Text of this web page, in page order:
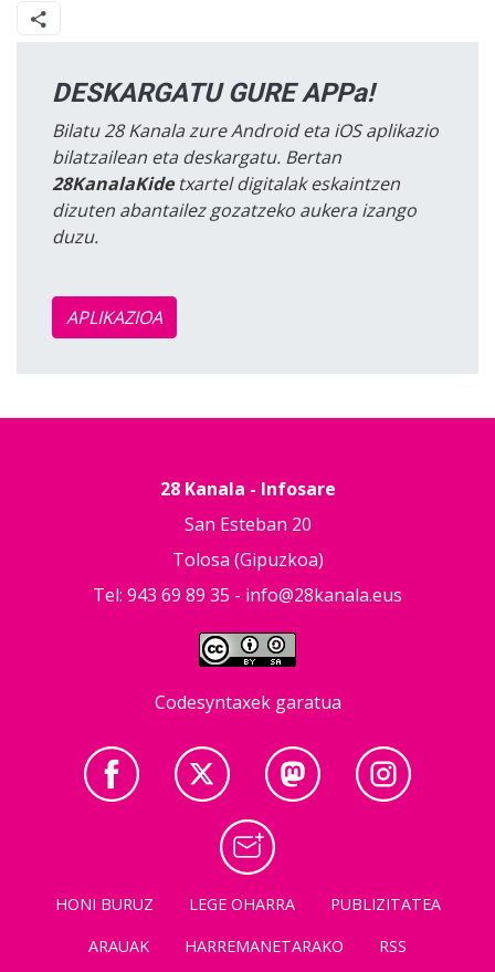
DESKARGATU GURE APPa!
Bilatu 28 Kanala zure Android eta iOS aplikazio
bilatzailean eta deskargatu. Bertan
28KanalaKidetxartel digitalak eskaintzen
dizuten abantailez gozatzeko aukera izango
duzu.
APLIKAZIOA
28 Kanala - Infosare
San Esteban 20
Tolosa (Gipuzkoa)
Tel: 943 69 89 35 - info@28kanala.eus
Codesyntaxek garatua
HONI BURUZ LEGE OHARRA
PUBLIZITATEA
ARAUAK
HARREMANETARAKO RSS